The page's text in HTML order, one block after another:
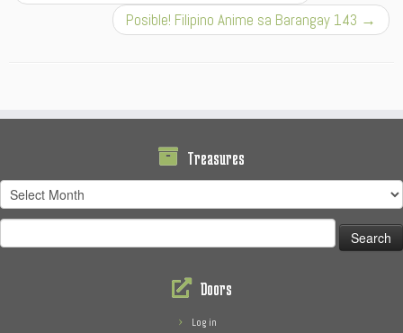
Posible! Filipino Anime sa Barangay 143 →
Treasures
Treasures
for:
Doors
Log in